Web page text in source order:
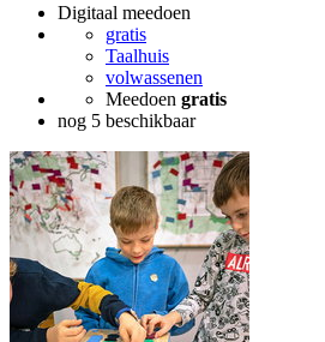
Digitaal meedoen
gratis
Taalhuis
volwassenen
Meedoen gratis
nog 5 beschikbaar